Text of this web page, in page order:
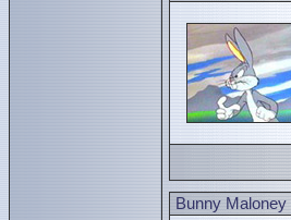
Bunny Maloney